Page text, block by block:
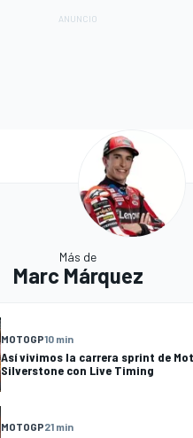
Más de
Marc Márquez
MOTOGP10 min
Así vivimos la carrera sprint de
Silverstone con Live Timing
MOTOGP21 min